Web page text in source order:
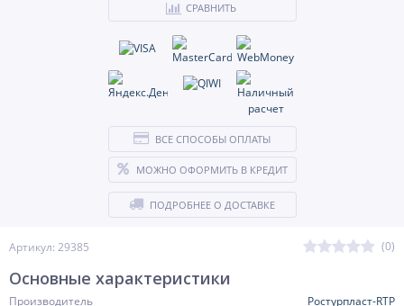
Артикул: 29385 (0)
СРАВНИТЬ
ВСЕ СПОСОБЫ ОПЛАТЫ
МОЖНО ОФОРМИТЬ В КРЕДИТ
ПОДРОБНЕЕ О ДОСТАВКЕ
Основные характеристики
Производитель Ростурпласт-RTP